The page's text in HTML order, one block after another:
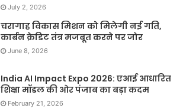
July 2, 2026
चरागाह विकास मिशन को मिलेगी नई गति,
कार्बन क्रेडिट तंत्र मजबूत करने पर जोर
June 8, 2026
India AI Impact Expo 2026: एआई आधारित
शिक्षा मॉडल की ओर पंजाब का बड़ा कदम
February 21, 2026